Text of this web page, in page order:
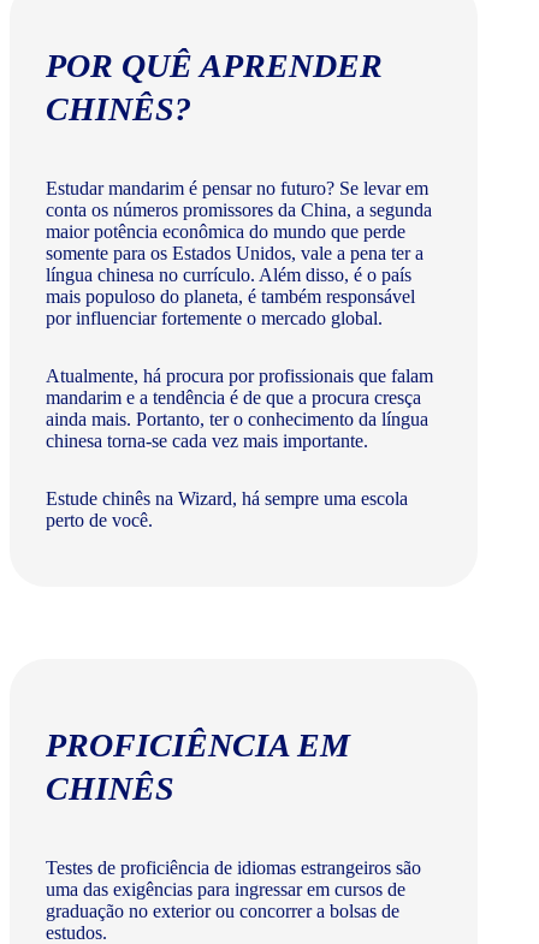
POR QUÊ APRENDER
CHINÊS?
Estudar mandarim é pensar no futuro? Se levar em
conta os números promissores da China, a segunda
maior potência econômica do mundo que perde
somente para os Estados Unidos, vale a pena ter a
língua chinesa no currículo. Além disso, é o país
mais populoso do planeta, é também responsável
por influenciar fortemente o mercado global.
Atualmente, há procura por profissionais que falam
mandarim e a tendência é de que a procura cresça
ainda mais. Portanto, ter o conhecimento da língua
chinesa torna-se cada vez mais importante.
Estude chinês na Wizard, há sempre uma escola
perto de você.
PROFICIÊNCIA EM
CHINÊS
Testes de proficiência de idiomas estrangeiros são
uma das exigências para ingressar em cursos de
graduação no exterior ou concorrer a bolsas de
estudos.